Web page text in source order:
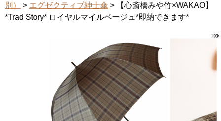
別）
> エグゼクティブ紳士傘 > 【心斎橋みや竹×WAKAO】
*Trad Story* ロイヤルマイルベージュ*即納できます*